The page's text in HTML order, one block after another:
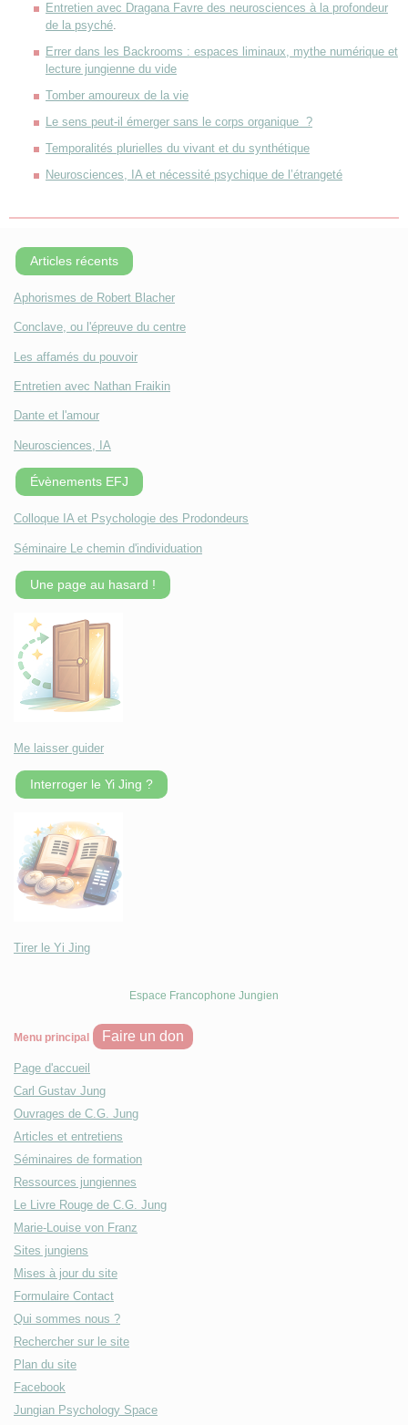
Entretien avec Dragana Favre des neurosciences à la profondeur
de la psyché.
Errer dans les Backrooms : espaces liminaux, mythe numérique et
lecture jungienne du vide
Tomber amoureux de la vie
Le sens peut-il émerger sans le corps organique ?
Temporalités plurielles du vivant et du synthétique
Neurosciences, IA et nécessité psychique de l’étrangeté
Articles récents
Aphorismes de Robert Blacher
Conclave, ou l'épreuve du centre
Les affamés du pouvoir
Entretien avec Nathan Fraikin
Dante et l'amour
Neurosciences, IA
Évènements EFJ
Colloque IA et Psychologie des Prodondeurs
Séminaire Le chemin d'individuation
Une page au hasard !
Me laisser guider
Interroger le Yi Jing ?
Tirer le Yi Jing
Espace Francophone Jungien
Menu principal Faire un don
Page d'accueil
Carl Gustav Jung
Ouvrages de C.G. Jung
Articles et entretiens
Séminaires de formation
Ressources jungiennes
Le Livre Rouge de C.G. Jung
Marie-Louise von Franz
Sites jungiens
Mises à jour du site
Formulaire Contact
Qui sommes nous ?
Rechercher sur le site
Plan du site
Facebook
Jungian Psychology Space